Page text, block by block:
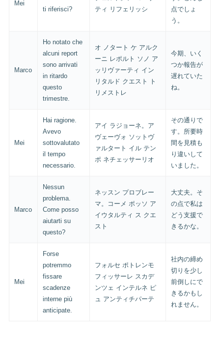
Mei
ti riferisci?
ティ リフェリッシ
点でしょ
う。
Marco
Ho notato che
alcuni report
sono arrivati
in ritardo
questo
trimestre.
オ ノタート ケ アルク
ーニ レポルト ソノ ア
ッリヴァーティ イン
リタルド クエスト ト
リメストレ
今期、いく
つか報告が
遅れていた
ね。
Mei
Hai ragione.
Avevo
sottovalutato
il tempo
necessario.
アイ ラジョーネ。ア
ヴェーヴォ ソットヴ
ァルタート イル テン
ポ ネチェッサーリオ
その通りで
す。所要時
間を見積も
り違いして
いました。
Marco
Nessun
problema.
Come posso
aiutarti su
questo?
ネッスン プロブレー
マ。コーメ ポッソ ア
イウタルティ ス クエ
スト
大丈夫。そ
の点で私は
どう支援で
きるかな。
Mei
Forse
potremmo
fissare
scadenze
interne più
anticipate.
フォルセ ポトレンモ
フィッサーレ スカデ
ンツェ インテルネ ピ
ュ アンティチパーテ
社内の締め
切りを少し
前倒しにで
きるかもし
れません。